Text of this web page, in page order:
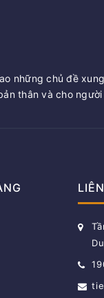
những chủ đề
thân và cho